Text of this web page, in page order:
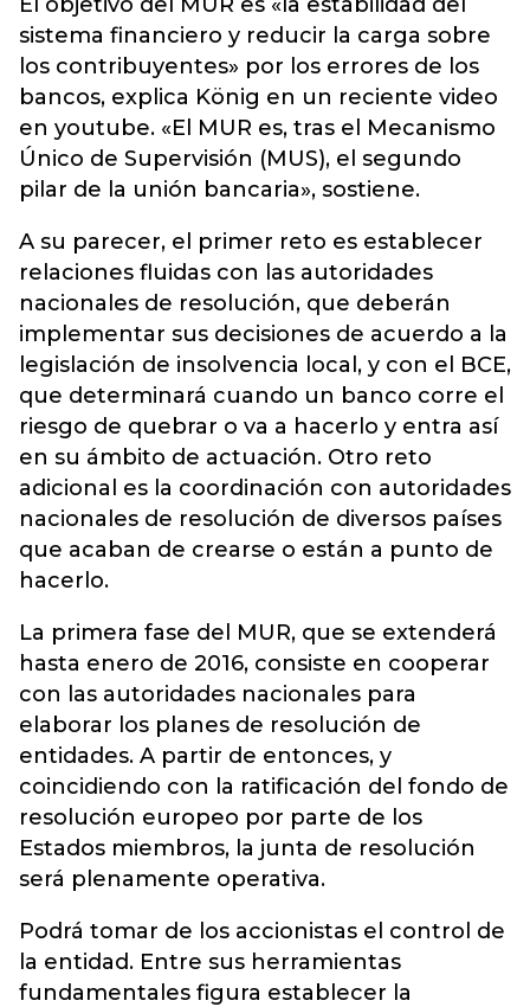
sistema financiero y reducir la carga sobre
los contribuyentes» por los errores de los
bancos, explica König en un reciente video
en youtube. «El MUR es, tras el Mecanismo
Único de Supervisión (MUS), el segundo
pilar de la unión bancaria», sostiene.
A su parecer, el primer reto es establecer
relaciones fluidas con las autoridades
nacionales de resolución, que deberán
implementar sus decisiones de acuerdo a la
legislación de insolvencia local, y con el BCE,
que determinará cuando un banco corre el
riesgo de quebrar o va a hacerlo y entra así
en su ámbito de actuación. Otro reto
adicional es la coordinación con autoridades
nacionales de resolución de diversos países
que acaban de crearse o están a punto de
hacerlo.
La primera fase del MUR, que se extenderá
hasta enero de 2016, consiste en cooperar
con las autoridades nacionales para
elaborar los planes de resolución de
entidades. A partir de entonces, y
coincidiendo con la ratificación del fondo de
resolución europeo por parte de los
Estados miembros, la junta de resolución
será plenamente operativa.
Podrá tomar de los accionistas el control de
la entidad. Entre sus herramientas
fundamentales figura establecer la